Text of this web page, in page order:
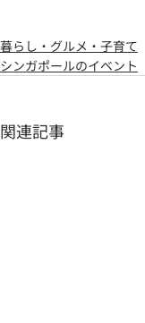
暮らし・グルメ・子育て
シンガポールのイベント
関連記事